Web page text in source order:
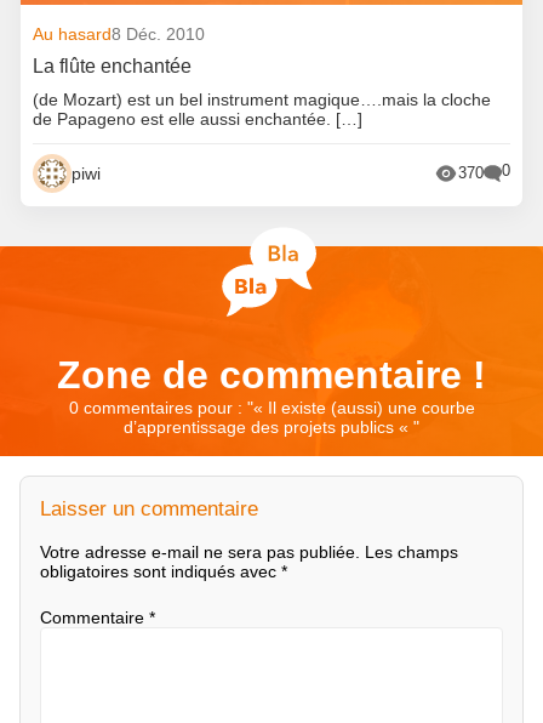
Au hasard8 Déc. 2010
La flûte enchantée
(de Mozart) est un bel instrument magique….mais la cloche
de Papageno est elle aussi enchantée. […]
piwi 370 0
Zone de commentaire !
0 commentaires pour : "« Il existe (aussi) une courbe
d’apprentissage des projets publics « "
Laisser un commentaire
Votre adresse e-mail ne sera pas publiée. Les champs
obligatoires sont indiqués avec *
Commentaire *